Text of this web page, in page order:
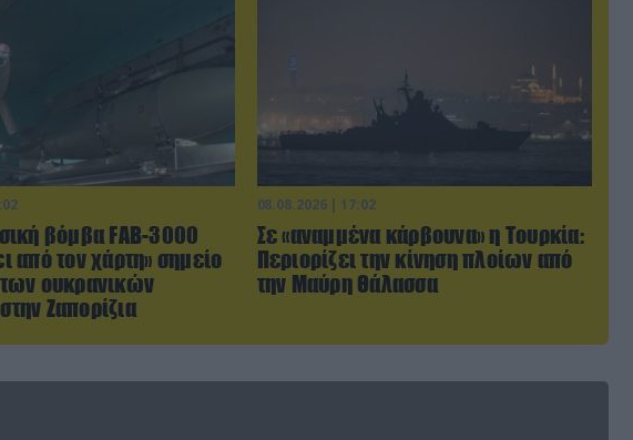
βόμβα FAB-3000
από τον χάρτη» σημείο
ουκρανικών
Ζαπορίζια
08.08.2026 | 17:02
Σε «αναμμένα κάρβουνα» η Τουρκία:
Περιορίζει την κίνηση πλοίων από
την Μαύρη Θάλασσα